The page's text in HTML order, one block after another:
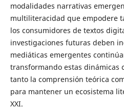
modalidades narrativas
multiliteracidad que empodere
los consumidores de textos
investigaciones futuras deben
mediáticas emergentes
transformando estas dinámicas
tanto la comprensión teórica
para mantener un ecosistema
XXI.